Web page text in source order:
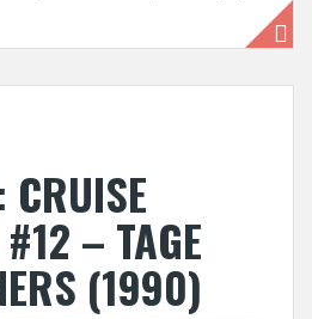
CRUISE
– TAGE
(1990)